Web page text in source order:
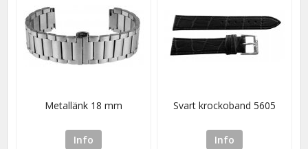
Metallänk 18 mm
Info
Svart krockoband 5605
Info